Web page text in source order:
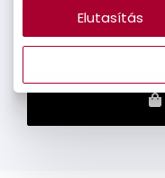
Elutasítás